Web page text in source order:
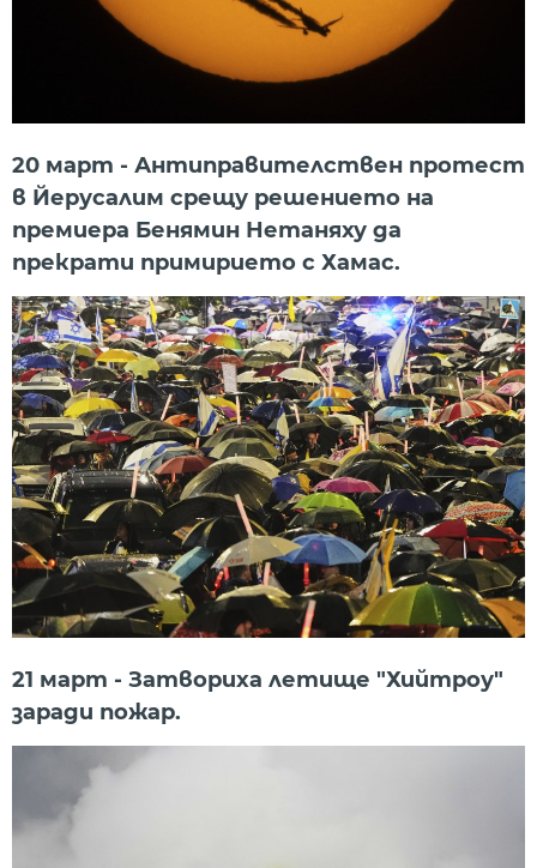
20 март - Антиправителствен протест
в Йерусалим срещу решението на
премиера Бенямин Нетаняху да
прекрати примирието с Хамас.
21 март - Затвориха летище "Хийтроу"
заради пожар.